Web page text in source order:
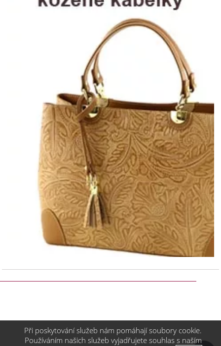
Při poskytování služeb nám pomáhají soubory cookie.
Používáním našich služeb vyjadřujete souhlas s naším